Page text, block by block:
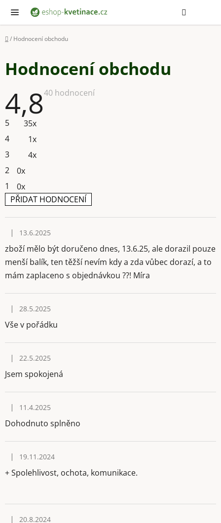
obsah
Domů
/ Hodnocení obchodu
Hodnocení obchodu
4,8Průměrné
40 hodnocení
5
35x
4
1x
3
4x
2
0x
1
0x
PŘIDAT HODNOCENÍ
i
s
h
o
n
o
c
n
í
Hodnocení obchodu je 3 z 5 hvězdiček.
| 13.6.2025
zboží mělo být doručeno dnes, 13.6.25, ale dorazil pouze
menší balík, ten těžší nevím kdy a zda vůbec dorazí, a to
mám zaplaceno s objednávkou ??! Míra
Hodnocení obchodu je 5 z 5 hvězdiček.
| 28.5.2025
Vše v pořádku
Hodnocení obchodu je 5 z 5 hvězdiček.
| 22.5.2025
Jsem spokojená
Hodnocení obchodu je 5 z 5 hvězdiček.
| 11.4.2025
Dohodnuto splněno
Hodnocení obchodu je 5 z 5 hvězdiček.
| 19.11.2024
+ Spolehlivost, ochota, komunikace.
| 20.8.2024